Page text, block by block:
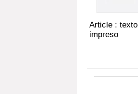
Article : texto
impreso